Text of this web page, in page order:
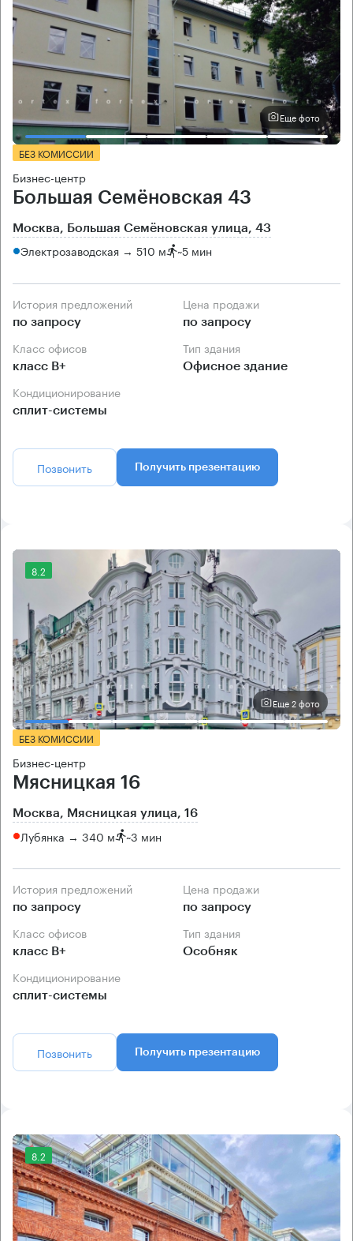
Еще фото
БЕЗ КОМИССИИ
Бизнес-центр
Большая Семёновская 43
Москва, Большая Семёновская улица, 43
Электрозаводская → 510 м ~5 мин
История предложений
по запросу
Цена продажи
по запросу
Класс офисов
класс B+
Тип здания
Офисное здание
Кондиционирование
сплит-системы
Позвонить Получить презентацию
8.2
Еще 2 фото
БЕЗ КОМИССИИ
Бизнес-центр
Мясницкая 16
Москва, Мясницкая улица, 16
Лубянка → 340 м ~3 мин
История предложений
по запросу
Цена продажи
по запросу
Класс офисов
класс B+
Тип здания
Особняк
Кондиционирование
сплит-системы
Позвонить Получить презентацию
8.2